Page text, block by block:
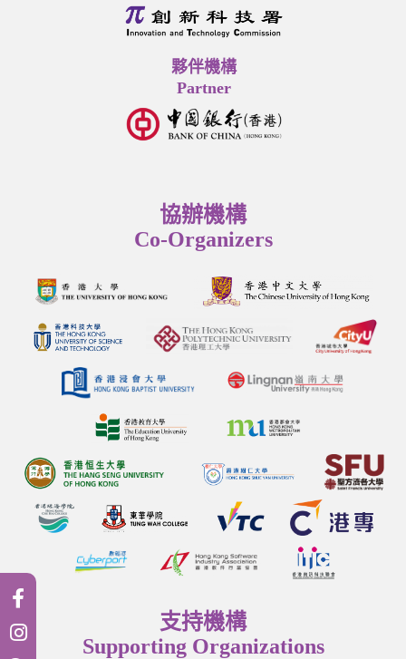
夥伴機構
Partner
協辦機構
Co-Organizers
支持機構
Supporting Organizations